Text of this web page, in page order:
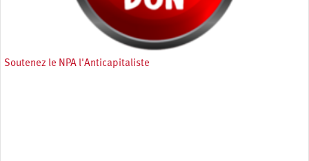
Soutenez le NPA l'Anticapitaliste